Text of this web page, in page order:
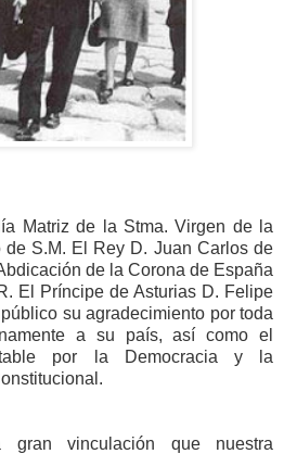
Matriz de la Stma. Virgen de la
S.M. El Rey D. Juan Carlos de
de la Corona de España
El Príncipe de Asturias D. Felipe
su agradecimiento por toda
a su país, así como el
por la Democracia y la
gran vinculación que nuestra